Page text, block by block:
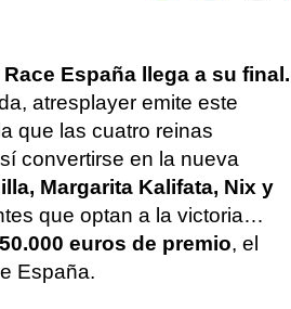
España llega a su final.
atresplayer emite este
que las cuatro reinas
convertirse en la nueva
Margarita Kalifata, Nix y
que optan a la victoria…
50.000 euros de premio, el
España.